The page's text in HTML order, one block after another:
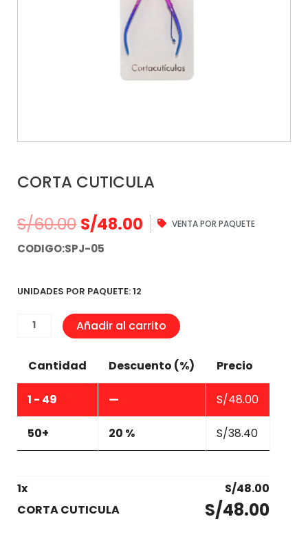
CORTA CUTICULA
S/60.00 S/48.00 VENTA POR PAQUETE
CODIGO:SPJ-05
UNIDADES POR PAQUETE: 12
CORTA
CUTICULA
cantidad
Añadir al carrito
Cantidad Descuento (%) Precio
1 - 49 — S/48.00
50+ 20 % S/38.40
1x S/48.00
CORTA CUTICULA
S/48.00